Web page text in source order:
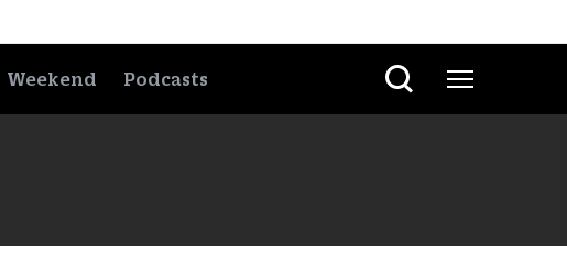
Weekend Podcasts